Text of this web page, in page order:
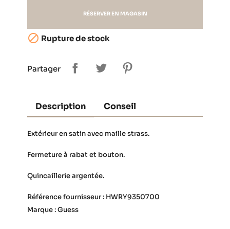
RÉSERVER EN MAGASIN
 Rupture de stock
Partager
Description Conseil
Extérieur en satin avec maille strass.
Fermeture à rabat et bouton.
Quincaillerie argentée.
Référence fournisseur : HWRY9350700
Marque : Guess